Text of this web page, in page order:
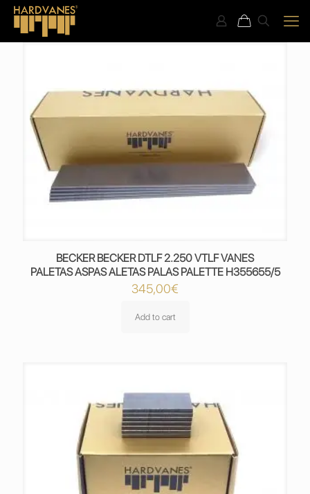
BECKER BECKER DTLF 2.250 VTLF VANES
PALETAS ASPAS ALETAS PALAS PALETTE H355655/5
345,00€
Add to cart